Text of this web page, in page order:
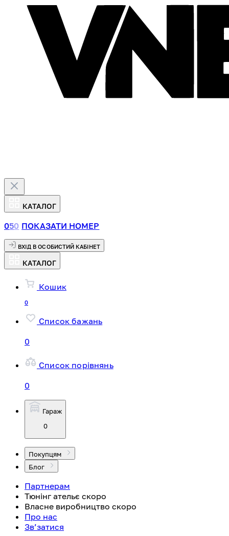
КАТАЛОГ
050 ПОКАЗАТИ НОМЕР
ВХІД В ОСОБИСТИЙ КАБІНЕТ
КАТАЛОГ
Кошик
0
Список бажань
0
Список порівнянь
0
Гараж
0
Покупцям
Блог
Партнерам
Тюнінг ательє скоро
Власне виробництво скоро
Про нас
Зв’затися